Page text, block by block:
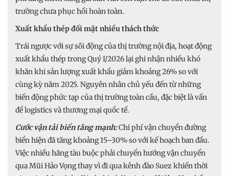
trường chưa phục hồi hoàn toàn.
Xuất khẩu thép đối mặt nhiều thách thức
Trái ngược với sự sôi động của thị trường nội địa, hoạt động
xuất khẩu thép trong Quý I/2026 lại ghi nhận nhiều khó
khăn khi sản lượng xuất khẩu giảm khoảng 26% so với
cùng kỳ năm 2025. Nguyên nhân chủ yếu đến từ những
biến động phức tạp của thị trường toàn cầu, đặc biệt là vấn
đề logistics và thương mại quốc tế.
Cước vận tải biển tăng mạnh:Chi phí vận chuyển đường
biển hiện đã tăng khoảng 15–30% so với kế hoạch ban đầu.
Việc nhiều hãng tàu buộc phải chuyển hướng vận chuyển
qua Mũi Hảo Vọng thay vì đi qua kênh đào Suez khiến thời